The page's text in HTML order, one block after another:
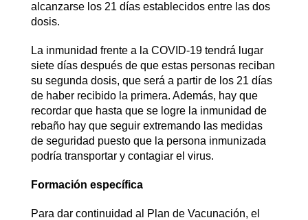
alcanzarse los 21 días establecidos entre las dos
dosis.
La inmunidad frente a la COVID-19 tendrá lugar
siete días después de que estas personas reciban
su segunda dosis, que será a partir de los 21 días
de haber recibido la primera. Además, hay que
recordar que hasta que se logre la inmunidad de
rebaño hay que seguir extremando las medidas
de seguridad puesto que la persona inmunizada
podría transportar y contagiar el virus.
Formación específica
Para dar continuidad al Plan de Vacunación, el